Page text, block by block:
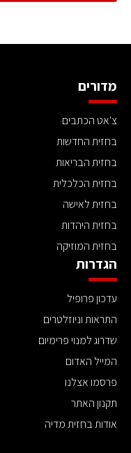
מדורים
צ'אט הכתבים
בחזית החדשות
בחזית הבריאות
בחזית הכלכלית
בחזית לאישה
בחזית היהדות
בחזית המוזיקה
הגדרות
עדכון פרופיל
התראות וניוזלטרים
שדרוג למנוי פרימיום
המייל האדום
פרסמו אצלנו
תקנון האתר
אודות בחזית מדיה